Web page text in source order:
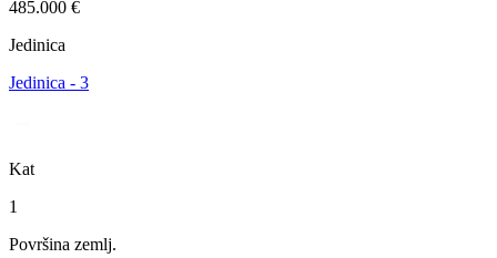
485.000 €
Jedinica
Jedinica - 3
Kat
1
Površina zemlj.